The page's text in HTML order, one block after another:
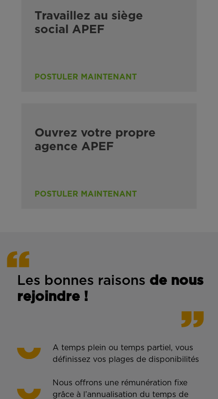
Travaillez au siège
social APEF
POSTULER MAINTENANT
Ouvrez votre propre
agence APEF
POSTULER MAINTENANT
Les bonnes raisons de nous
rejoindre !
A temps plein ou temps partiel, vous
définissez vos plages de disponibilités
Nous offrons une rémunération fixe
grâce à l’annualisation du temps de